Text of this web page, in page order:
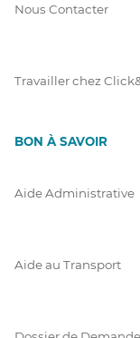
Nous Contacter
Travailler chez
BON À SAVOIR
Aide Administrative
Aide au Transport